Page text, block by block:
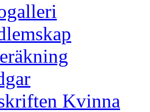
Kvinna